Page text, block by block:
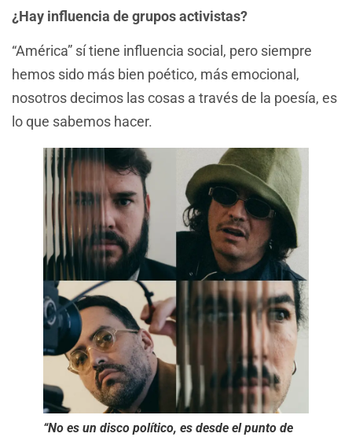
¿Hay influencia de grupos activistas?
“América” sí tiene influencia social, pero siempre
hemos sido más bien poético, más emocional,
nosotros decimos las cosas a través de la poesía, es
lo que sabemos hacer.
“No es un disco político, es desde el punto de